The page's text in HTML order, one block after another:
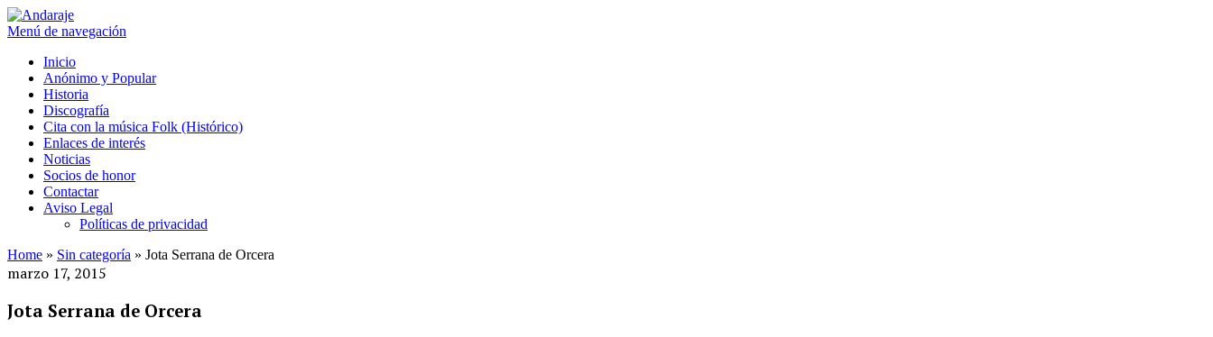
Menú de navegación
Inicio
Anónimo y Popular
Historia
Discografía
Cita con la música Folk (Histórico)
Enlaces de interés
Noticias
Socios de honor
Contactar
Aviso Legal
Políticas de privacidad
Home » Sin categoría » Jota Serrana de Orcera
marzo 17, 2015
Jota Serrana de Orcera